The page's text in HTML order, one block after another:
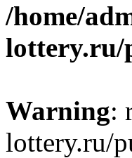
/home/
lottery.ru/
Warning:
lottery.ru/